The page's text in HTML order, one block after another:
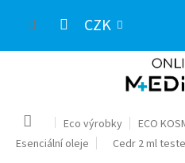
CZK
Domů Eco výrobky ECO
Esenciální oleje
Cedr 2 ml